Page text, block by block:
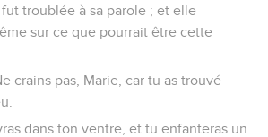
troublée à sa parole ; et elle
sur ce que pourrait être cette
crains pas, Marie, car tu as trouvé
dans ton ventre, et tu enfanteras un